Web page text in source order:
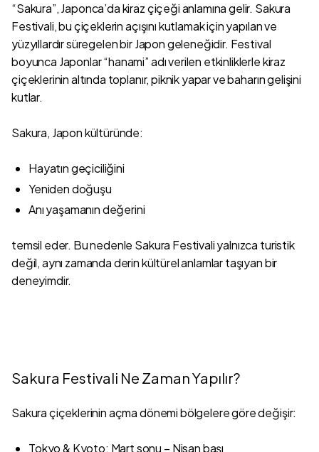
“Sakura”, Japonca’da kiraz çiçeği anlamına gelir. Sakura
Festivali, bu çiçeklerin açışını kutlamak için yapılan ve
yüzyıllardır süregelen bir Japon geleneğidir. Festival
boyunca Japonlar “hanami” adı verilen etkinliklerle kiraz
çiçeklerinin altında toplanır, piknik yapar ve baharın gelişini
kutlar.
Sakura, Japon kültüründe:
Hayatın geçiciliğini
Yeniden doğuşu
Anı yaşamanın değerini
temsil eder. Bu nedenle Sakura Festivali yalnızca turistik
değil, aynı zamanda derin kültürel anlamlar taşıyan bir
deneyimdir.
Sakura Festivali Ne Zaman Yapılır?
Sakura çiçeklerinin açma dönemi bölgelere göre değişir:
Tokyo & Kyoto: Mart sonu – Nisan başı